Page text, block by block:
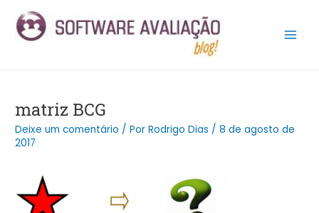
para
matriz BCG
Deixe um comentário / PorRodrigo Dias /8 de agosto de
2017
navigation